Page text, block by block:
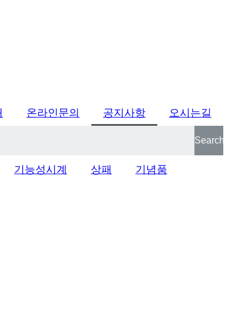
온라인문의 공지사항 오시는길
Search
기능성시계 상패 기념품